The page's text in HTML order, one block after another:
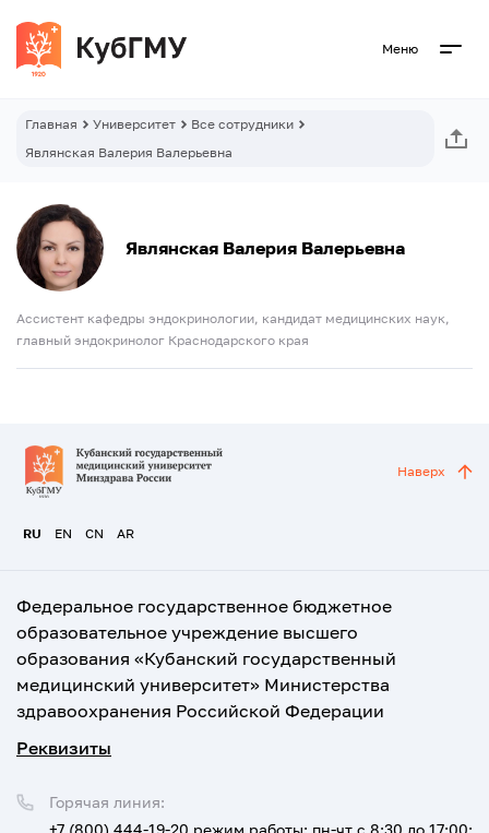
Меню
Главная Университет
Все сотрудники
Являнская Валерия Валерьевна
Являнская Валерия Валерьевна
Ассистент кафедры эндокринологии, кандидат медицинских наук,
главный эндокринолог Краснодарского края
RU EN CN AR
Наверх
Федеральное государственное бюджетное
образовательное учреждение высшего
образования «Кубанский государственный
медицинский университет» Министерства
здравоохранения Российской Федерации
Реквизиты
Горячая линия:
+7 (800) 444-19-20 режим работы: пн-чт с 8:30 до 17:00;